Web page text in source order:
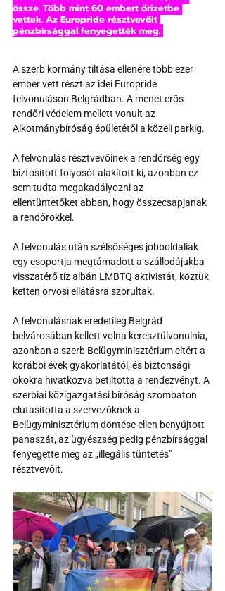
össze. Több mint 60 embert őrizetbe
vettek. Az Europride résztvevőit
pénzbírsággal fenyegették meg.
A szerb kormány tiltása ellenére több ezer
ember vett részt az idei Europride
felvonuláson Belgrádban. A menet erős
rendőri védelem mellett vonult az
Alkotmánybíróság épületétől a közeli parkig.
A felvonulás résztvevőinek a rendőrség egy
biztosított folyosót alakított ki, azonban ez
sem tudta megakadályozni az
ellentüntetőket abban, hogy összecsapjanak
a rendőrökkel.
A felvonulás után szélsőséges jobboldaliak
egy csoportja megtámadott a szállodájukba
visszatérő tíz albán LMBTQ aktivistát, köztük
ketten orvosi ellátásra szorultak.
A felvonulásnak eredetileg Belgrád
belvárosában kellett volna keresztülvonulnia,
azonban a szerb Belügyminisztérium eltért a
korábbi évek gyakorlatától, és biztonsági
okokra hivatkozva betiltotta a rendezvényt. A
szerbiai közigazgatási bíróság szombaton
elutasította a szervezőknek a
Belügyminisztérium döntése ellen benyújtott
panaszát, az ügyészség pedig pénzbírsággal
fenyegette meg az „illegális tüntetés”
résztvevőit.